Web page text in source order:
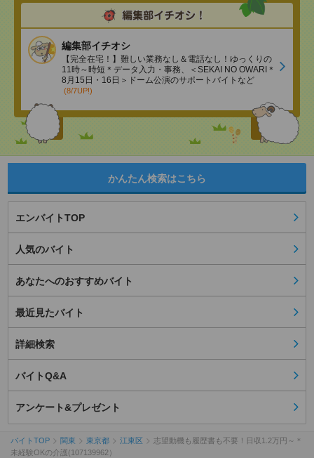
編集部イチオシ
【完全在宅！】難しい業務なし＆電話なし！ゆっくりの
11時～時短＊データ入力・事務、＜SEKAI NO OWARI＊
8月15日・16日＞ドーム公演のサポートバイトなど
(8/7UP!)
かんたん検索はこちら
エンバイトTOP
人気のバイト
あなたへのおすすめバイト
最近見たバイト
詳細検索
バイトQ&A
アンケート&プレゼント
バイトTOP 関東 東京都 江東区
志望動機も履歴書も不要！日収1.2万円～＊
未経験OKの介護(107139962）